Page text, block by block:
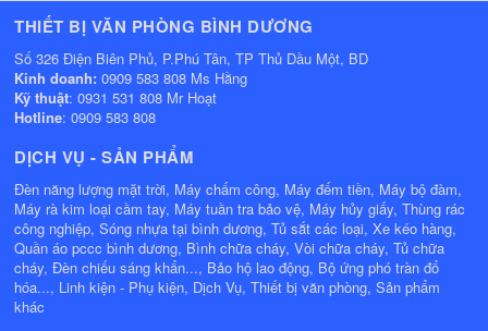
THIẾT BỊ VĂN PHÒNG BÌNH DƯƠNG
Số 326 Điện Biên Phủ, P.Phú Tân, TP Thủ Dầu Một, BD
Kinh doanh: 0909 583 808 Ms Hằng
Kỹ thuật: 0931 531 808 Mr Hoạt
Hotline: 0909 583 808
DỊCH VỤ - SẢN PHẨM
Đèn năng lượng mặt trời, Máy chấm công, Máy đếm tiền, Máy bộ đàm,
Máy rà kim loại cầm tay, Máy tuần tra bảo vệ, Máy hủy giấy, Thùng rác
công nghiệp, Sóng nhựa tại bình dương, Tủ sắt các loại, Xe kéo hàng,
Quần áo pccc bình dương, Bình chữa cháy, Vòi chữa cháy, Tủ chữa
cháy, Đèn chiếu sáng khẩn..., Bảo hộ lao động, Bộ ứng phó tràn đổ
hóa..., Linh kiện - Phụ kiện, Dịch Vụ, Thiết bị văn phòng, Sản phẩm
khác